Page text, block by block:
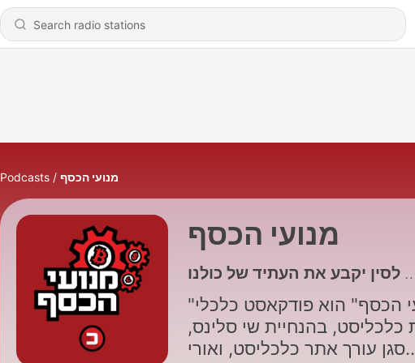
Podcasts מנועי הכסף
מנועי הכסף
"מנועי הכסף" הוא פודקאסט כלכלי
כלכליסט, בהנחיית שי סלינס,
סגן עורך אתר כלכליסט, ואורי